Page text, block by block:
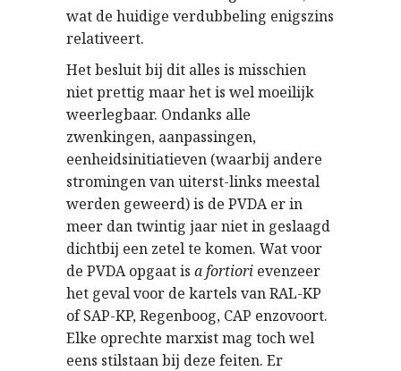
wat de huidige verdubbeling enigszins
relativeert.
Het besluit bij dit alles is misschien
niet prettig maar het is wel moeilijk
weerlegbaar. Ondanks alle
zwenkingen, aanpassingen,
eenheidsinitiatieven (waarbij andere
stromingen van uiterst-links meestal
werden geweerd) is de PVDA er in
meer dan twintig jaar niet in geslaagd
dichtbij een zetel te komen. Wat voor
de PVDA opgaat is a fortiori evenzeer
het geval voor de kartels van RAL-KP
of SAP-KP, Regenboog, CAP enzovoort.
Elke oprechte marxist mag toch wel
eens stilstaan bij deze feiten. Er